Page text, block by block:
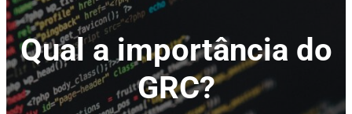
Qual a importância do
GRC?